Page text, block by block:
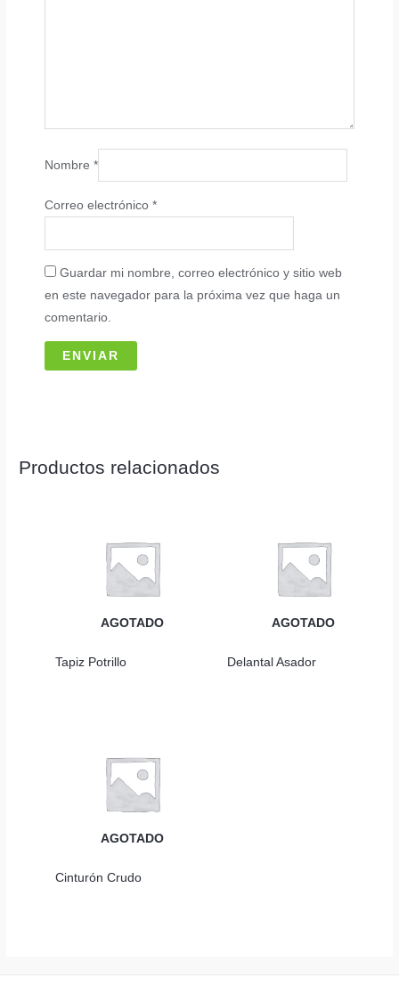
Nombre*
Correo electrónico*
Guardar mi nombre, correo electrónico y sitio web
en este navegador para la próxima vez que haga un
comentario.
Productos relacionados
AGOTADO
Tapiz Potrillo
AGOTADO
Delantal Asador
AGOTADO
Cinturón Crudo